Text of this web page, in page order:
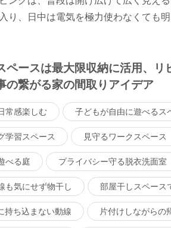
り、日中は電気を極力使わなくても明
ペースは最大限収納に活用、リ
の繋がる家の間取りアイデア
常感楽しむ 子どもが自由に遊べるス
学習スペース 見守るワークスペース
べる庭 プライバシー守る脱衣洗面室
も気にせず物干し 部屋干しスペース
持ち込まない動線 片付けしながらの